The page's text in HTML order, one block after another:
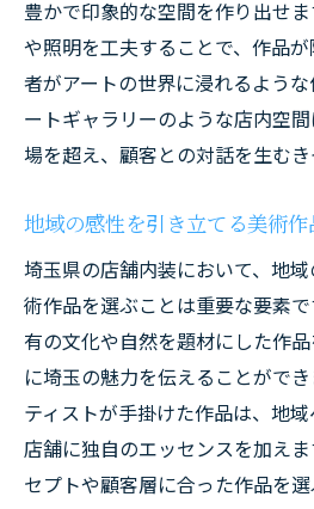
豊かで印象的な空間を作り出せ
や照明を工夫することで、作品
者がアートの世界に浸れるよう
ートギャラリーのような店内空
場を超え、顧客との対話を生むき
地域の感性を引き立てる美術
埼玉県の店舗内装において、地
術作品を選ぶことは重要な要素
有の文化や自然を題材にした作
に埼玉の魅力を伝えることがで
ティストが手掛けた作品は、地域
店舗に独自のエッセンスを加え
セプトや顧客層に合った作品を